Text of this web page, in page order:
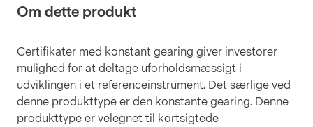
Om dette produkt
Certifikater med konstant gearing giver investorer
mulighed for at deltage uforholdsmæssigt i
udviklingen i et referenceinstrument. Det særlige ved
denne produkttype er den konstante gearing. Denne
produkttype er velegnet til kortsigtede